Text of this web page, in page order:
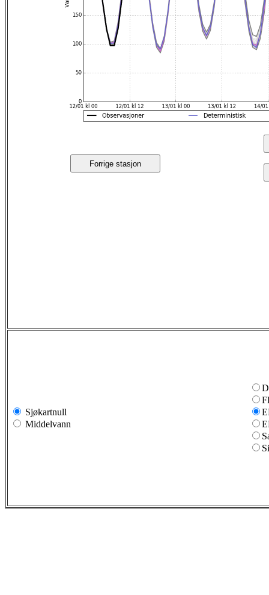
Forrige stasjon
Sjøkartnull
Middelvann